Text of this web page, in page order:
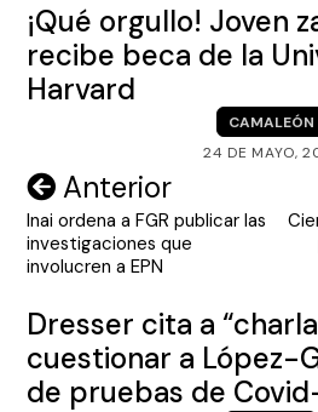
¡Qué orgullo! Joven
recibe beca de la
Harvard
CAMALEÓN
24 DE MAYO,
Navegación
de
entradas
Anterior
Inai ordena a FGR publicar las
investigaciones que
involucren a EPN
Dresser cita a
cuestionar a López-
de pruebas de